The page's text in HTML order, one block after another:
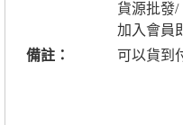
貨源批發
加入會員
備註：
可以貨到